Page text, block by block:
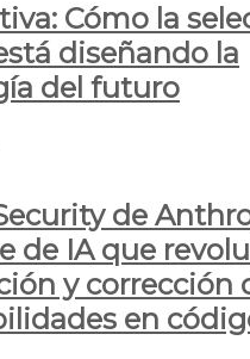
Cómo la
diseñando la
del futuro
de
de IA que
y corrección
en